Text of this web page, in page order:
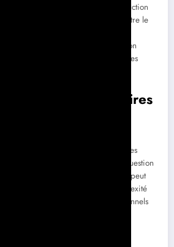
contribue activement à la réduction
, un enjeu majeur dans le combat contre le
choisissant l’énergie solaire, les
de premier plan dans la transition
de la planète, tout en profitant des
cette technologie procure.
des panneaux solaires
important de mentionner quelques
l’installation de ces systèmes. Une question
initial élevé de l’installation, qui peut
ménages. De plus, la complexité
l’expertise de professionnels
des coûts supplémentaires.